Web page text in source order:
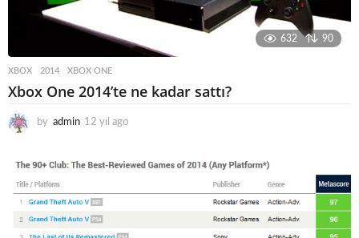
632 90
XBOX 2014 ,XBOX ONE
Xbox One 2014’te ne kadar sattı?
by admin 12 yıl ago
ı